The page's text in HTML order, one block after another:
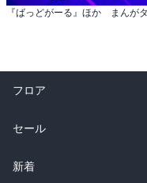
フロア
総合
ラノベ
セール
総合
新着